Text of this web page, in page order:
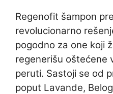
Regenofit šampon
revolucionarno
pogodno za one koji
regenerišu oštećene
peruti. Sastoji se od
poput Lavande,